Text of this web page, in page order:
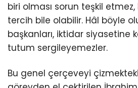
biri olması sorun teşkil
tercih bile olabilir. Hâl böyle
başkanları, iktidar siyasetine
tutum sergileyemezler.
Bu genel çerçeveyi